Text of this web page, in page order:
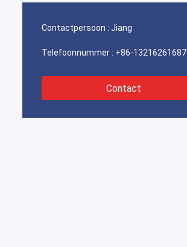
Contactpersoon : Jiang
Telefoonnummer : +86-13216261687
Contact